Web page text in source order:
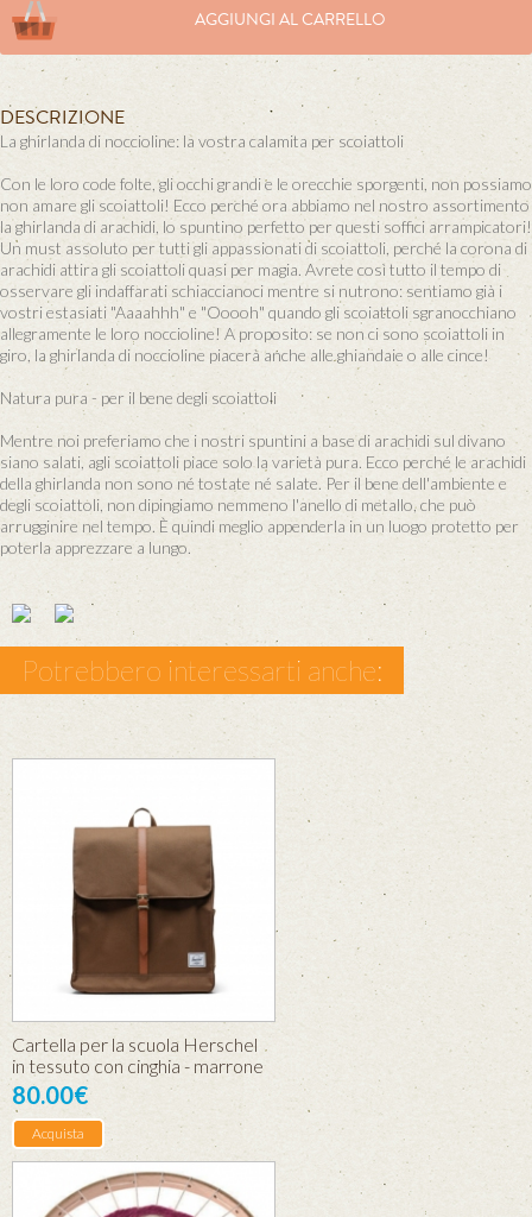
AGGIUNGI AL CARRELLO
DESCRIZIONE
La ghirlanda di noccioline: la vostra calamita per scoiattoli
Con le loro code folte, gli occhi grandi e le orecchie sporgenti, non possiamo
non amare gli scoiattoli! Ecco perché ora abbiamo nel nostro assortimento
la ghirlanda di arachidi, lo spuntino perfetto per questi soffici arrampicatori!
Un must assoluto per tutti gli appassionati di scoiattoli, perché la corona di
arachidi attira gli scoiattoli quasi per magia. Avrete così tutto il tempo di
osservare gli indaffarati schiaccianoci mentre si nutrono: sentiamo già i
vostri estasiati "Aaaahhh" e "Ooooh" quando gli scoiattoli sgranocchiano
allegramente le loro noccioline! A proposito: se non ci sono scoiattoli in
giro, la ghirlanda di noccioline piacerà anche alle ghiandaie o alle cince!
Natura pura - per il bene degli scoiattoli
Mentre noi preferiamo che i nostri spuntini a base di arachidi sul divano
siano salati, agli scoiattoli piace solo la varietà pura. Ecco perché le arachidi
della ghirlanda non sono né tostate né salate. Per il bene dell'ambiente e
degli scoiattoli, non dipingiamo nemmeno l'anello di metallo, che può
arrugginire nel tempo. È quindi meglio appenderla in un luogo protetto per
poterla apprezzare a lungo.
Potrebbero interessarti anche:
Cartella per la scuola Herschel
in tessuto con cinghia - marrone
80.00€
Acquista